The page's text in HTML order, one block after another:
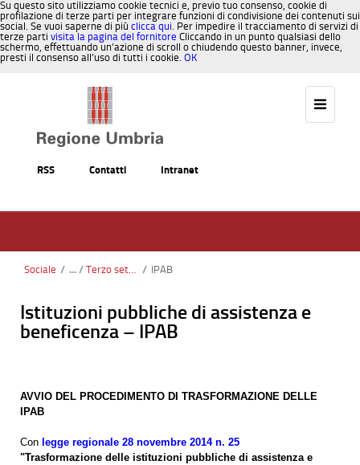
Su questo sito utilizziamo cookie tecnici e, previo tuo consenso, cookie di
profilazione di terze parti per integrare funzioni di condivisione dei contenuti sui
social. Se vuoi saperne di più clicca qui. Per impedire il tracciamento di servizi di
terze parti visita la pagina del fornitore Cliccando in un punto qualsiasi dello
schermo, effettuando un’azione di scroll o chiudendo questo banner, invece,
presti il consenso all’uso di tutti i cookie. OK
RSS Contatti Intranet
Sociale / Terzo settore / IPAB
Istituzioni pubbliche di assistenza e
beneficenza – IPAB
AVVIO DEL PROCEDIMENTO DI TRASFORMAZIONE DELLE
IPAB
Con legge regionale 28 novembre 2014 n. 25
"Trasformazione delle istituzioni pubbliche di assistenza e